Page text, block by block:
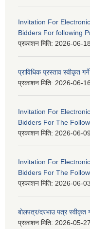
Invitation For
Bidders For following
प्रकाशन मिति: 2026-06-18
प्राविधिक प्रस्ताव स्वीकृत
प्रकाशन मिति: 2026-06-16
Invitation For
Bidders For The
प्रकाशन मिति: 2026-06-09
Invitation For
Bidders For The
प्रकाशन मिति: 2026-06-03
बोलपत्र/दरभाउ पत्र
प्रकाशन मिति: 2026-05-27